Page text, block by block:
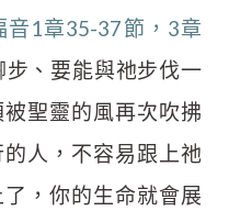
音1章35-37節，3章
、要能與祂步伐一
聖靈的風再次吹拂
人，不容易跟上祂
，你的生命就會展